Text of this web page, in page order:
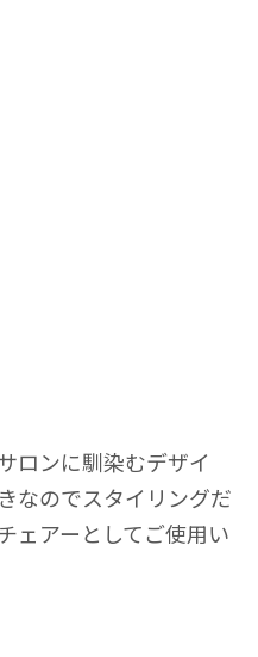
ロンに馴染むデザイ
なのでスタイリングだ
ェアーとしてご使用い